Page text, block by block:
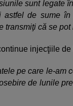
sunt legate
astfel de sume
transmiţi că se
injecţiile
pe care le-am
de lunile